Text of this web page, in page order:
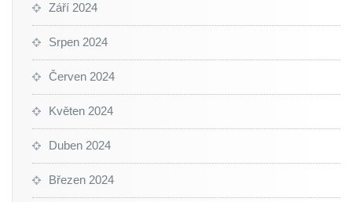
Září 2024
Srpen 2024
Červen 2024
Květen 2024
Duben 2024
Březen 2024